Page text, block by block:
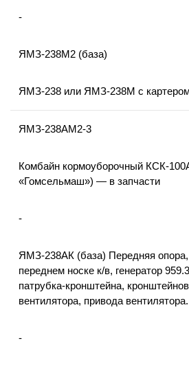
-
ЯМЗ-238М2 (база)
ЯМЗ-238 или ЯМЗ-238М с
ЯМЗ-238АМ2-3
Комбайн кормоуборочный КСК-
«Гомсельмаш») — в запчасти
-
ЯМЗ-238АК (база) Передняя опора,
переднем носке к/в, генератор
патрубка-кронштейна,
вентилятора, привода вентилятора.
-